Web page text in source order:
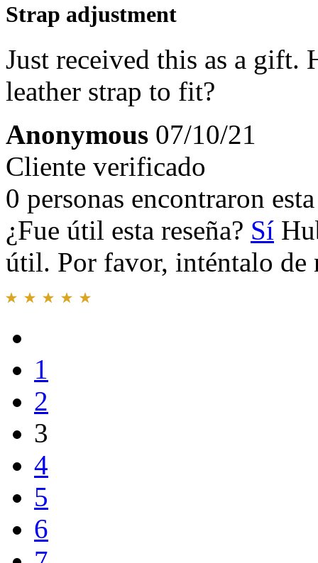
Strap adjustment
Just received this as a gift.
leather strap to fit?
Anonymous 07/10/21
Cliente verificado
0 personas encontraron
¿Fue útil esta reseña? Sí
útil. Por favor, inténtalo de
1
2
3
4
5
6